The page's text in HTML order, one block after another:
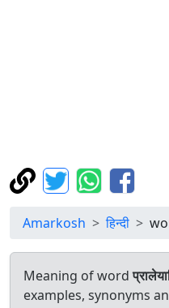
Amarkosh हिन्दी
Meaning of word
examples, synonyms